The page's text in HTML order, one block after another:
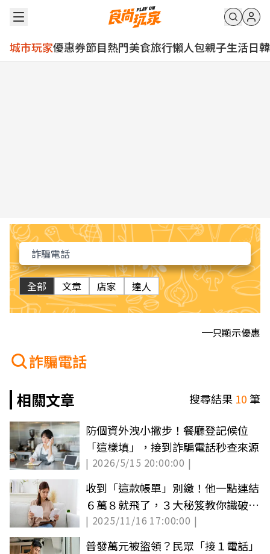
城市玩家優惠券節目熱門美食旅行懶人包親子生活日韓
全部 文章 店家 達人
只顯示優惠
詐騙電話
相關文章
搜尋結果 10筆
防個資外洩小撇步！餐廳登記候位
「這樣填」，接到詐騙電話秒查來源
| 2026/5/15 20:00:00 |
收到「這款帳單」別繳！他一點連結
６萬８就飛了，３大秘笈教你識破詐
騙
| 2025/11/16 17:00:00 |
普發萬元被盜領？民眾「接１電話」